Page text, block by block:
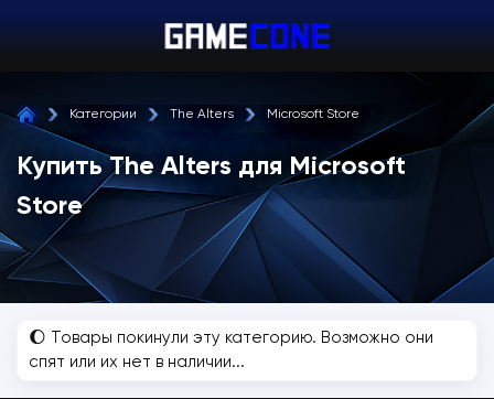
Категории The Alters Microsoft Store
Купить The Alters для Microsoft
Store
🌔 Товары покинули эту категорию. Возможно они
спят или их нет в наличии...